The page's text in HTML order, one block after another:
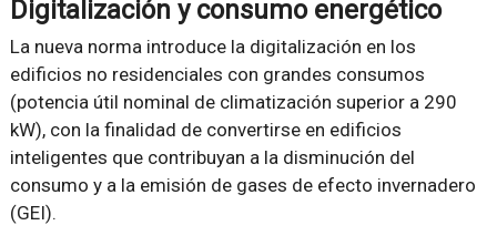
Digitalización y consumo energético
La nueva norma introduce la digitalización en los
edificios no residenciales con grandes consumos
(potencia útil nominal de climatización superior a 290
kW), con la finalidad de convertirse en edificios
inteligentes que contribuyan a la disminución del
consumo y a la emisión de gases de efecto invernadero
(GEI).